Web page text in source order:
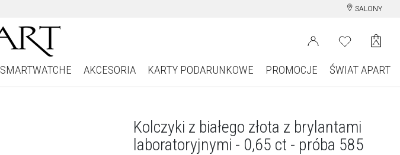
SALONY
SMARTWATCHE AKCESORIA KARTY PODARUNKOWE PROMOCJE ŚWIAT APART
Kolczyki z białego złota z brylantami
laboratoryjnymi - 0,65 ct - próba 585